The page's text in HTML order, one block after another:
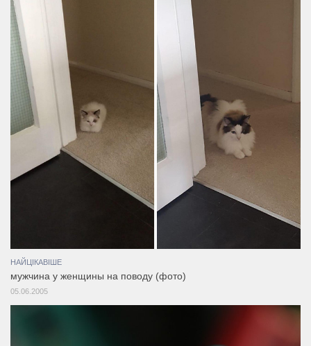
НАЙЦІКАВІШЕ
мужчина у женщины на поводу (фото)
05.06.2005